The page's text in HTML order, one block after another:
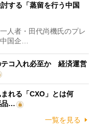
する「蒸留を行う中国
人者・田代尚機氏のプレ
国企…
テコ入れ必至か 経済運営
れる「CXO」とは何
品…
一覧を見る